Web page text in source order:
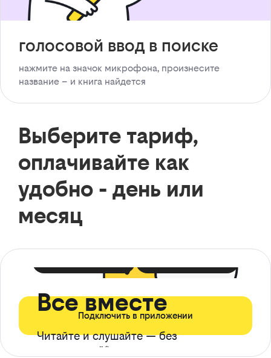
голосовой ввод в поиске
нажмите на значок микрофона, произнесите
название – и книга найдется
Выберите тариф,
оплачивайте как
удобно - день или
месяц
Все вместе
Читайте и слушайте — без
ограничений*
Подключить в приложении